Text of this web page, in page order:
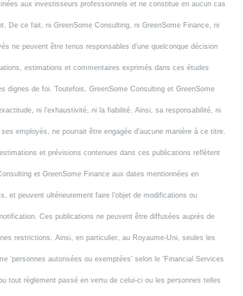
aux investisseurs professionnels et ne constitue en aucun cas
De ce fait, ni GreenSome Consulting, ni GreenSome Finance, ni
ne peuvent être tenus responsables d’une quelconque décision
estimations et commentaires exprimés dans ces études
dignes de foi. Toutefois, GreenSome Consulting et GreenSome
ni l’exhaustivité, ni la fiabilité. Ainsi, sa responsabilité, ni
employés, ne pourrait être engagée d’aucune manière à ce titre.
et prévisions contenues dans ces publications reflètent
et GreenSome Finance aux dates mentionnées en
et peuvent ultérieurement faire l’objet de modifications ou
Ces publications ne peuvent être diffusées auprès de
restrictions. Ainsi, en particulier, au Royaume-Uni, seules les
‘personnes autorisées ou exemptées’ selon le ‘Financial Services
tout règlement passé en vertu de celui-ci ou les personnes telles